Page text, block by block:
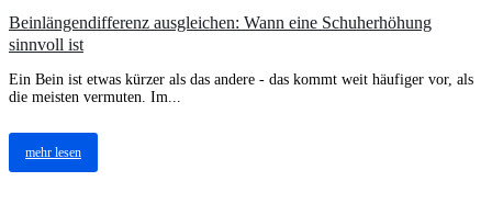
Beinlängendifferenz ausgleichen: Wann eine Schuherhöhung
sinnvoll ist
Ein Bein ist etwas kürzer als das andere - das kommt weit häufiger vor, als
die meisten vermuten. Im...
mehr lesen